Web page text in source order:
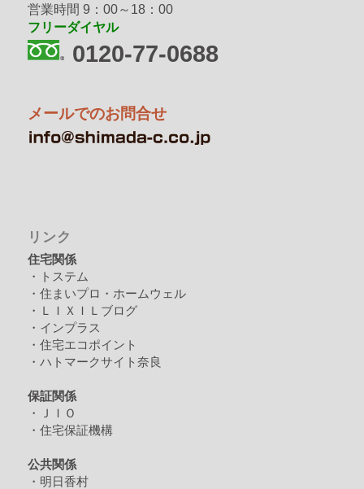
営業時間 9：00～18：00
フリーダイヤル
0120-77-0688
メールでのお問合せ
リンク
住宅関係
・トステム
・住まいプロ・ホームウェル
・ＬＩＸＩＬブログ
・インプラス
・住宅エコポイント
・ハトマークサイト奈良
保証関係
・ＪＩＯ
・住宅保証機構
公共関係
・明日香村